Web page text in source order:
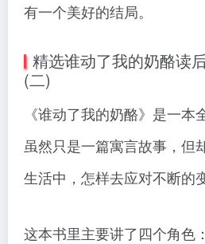
有一个美好的结局。
精选谁动了我的奶酪读
(二)
《谁动了我的奶酪》是一本
虽然只是一篇寓言故事，但
生活中，怎样去应对不断的
这本书里主要讲了四个角色